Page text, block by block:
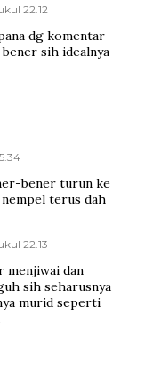
22.12
dg komentar
sih idealnya
bener turun ke
terus dah
22.13
menjiwai dan
sih seharusnya
murid seperti